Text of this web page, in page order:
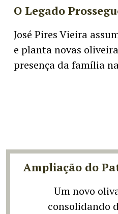
O Legado
José Pires Vieira
e planta novas
presença da família
Ampliação do
Um novo
consolidando